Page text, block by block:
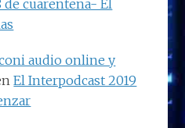
de cuarentena- El
audio online y
El Interpodcast 2019